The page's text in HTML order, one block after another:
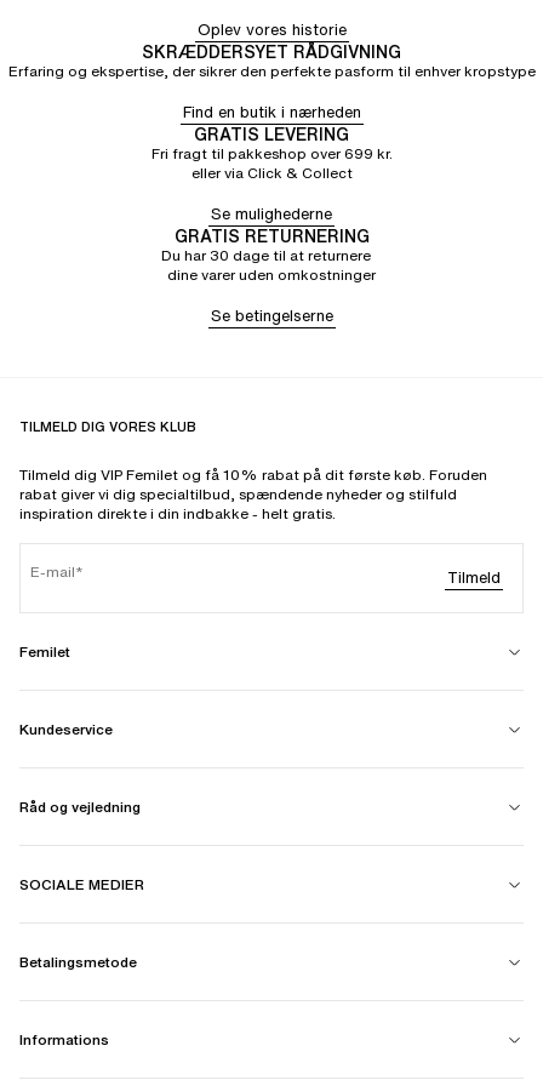
Oplev vores historie
SKRÆDDERSYET RÅDGIVNING
Erfaring og ekspertise, der sikrer den perfekte pasform til enhver kropstype
Find en butik i nærheden
GRATIS LEVERING
Fri fragt til pakkeshop over 699 kr.
eller via Click & Collect
Se mulighederne
GRATIS RETURNERING
Du har 30 dage til at returnere
dine varer uden omkostninger
Se betingelserne
TILMELD DIG VORES KLUB
Tilmeld dig VIP Femilet og få 10% rabat på dit første køb. Foruden
rabat giver vi dig specialtilbud, spændende nyheder og stilfuld
inspiration direkte i din indbakke - helt gratis.
E-mail Tilmeld
Femilet
Kundeservice
Råd og vejledning
SOCIALE MEDIER
Betalingsmetode
Informations